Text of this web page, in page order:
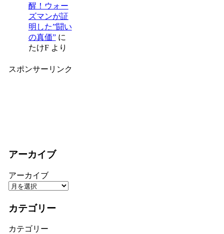
醒！ウォー
ズマンが証
明した”闘い
の真価”に
たけFより
スポンサーリンク
アーカイブ
アーカイブ
カテゴリー
カテゴリー